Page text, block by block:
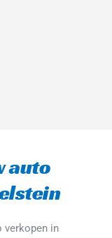
auto
verkopen in